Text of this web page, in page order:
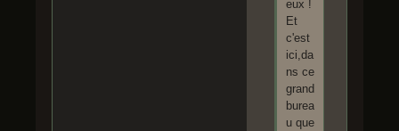
eux !
Et
c'est
ici,da
ns ce
grand
burea
u que